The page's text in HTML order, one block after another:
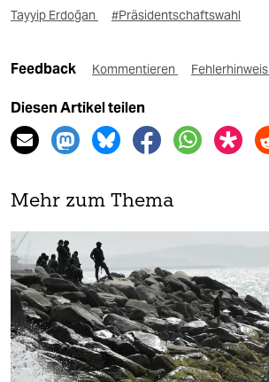
Tayyip Erdoğan
#Präsidentschaftswahl
Feedback Kommentieren Fehlerhinweis
Diesen Artikel teilen
Mehr zum Thema